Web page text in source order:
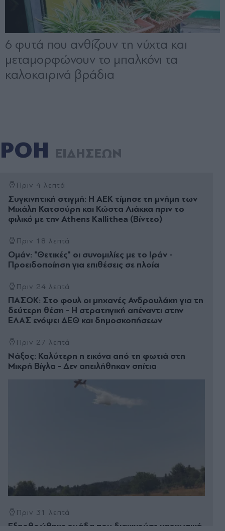
ΡΟΗ ΕΙΔΗΣΕΩΝ
Πριν 4 λεπτά
Συγκινητική στιγμή: Η ΑΕΚ τίμησε τη μνήμη των
Μιχάλη Κατσούρη και Κώστα Λιάκκα πριν το
φιλικό με την Athens Kallithea (Βίντεο)
Πριν 18 λεπτά
Ομάν: "Θετικές" οι συνομιλίες με το Ιράν -
Προειδοποίηση για επιθέσεις σε πλοία
Πριν 24 λεπτά
ΠΑΣΟΚ: Στο φουλ οι μηχανές Ανδρουλάκη για τη
δεύτερη θέση - Η στρατηγική απέναντι στην
ΕΛΑΣ ενόψει ΔΕΘ και δημοσκοπήσεων
Πριν 27 λεπτά
Νάξος: Καλύτερη η εικόνα από τη φωτιά στη
Μικρή Βίγλα - Δεν απειλήθηκαν σπίτια
Πριν 31 λεπτά
Εξαρθρώθηκε ομάδα που διακινούσε ναρκωτικά